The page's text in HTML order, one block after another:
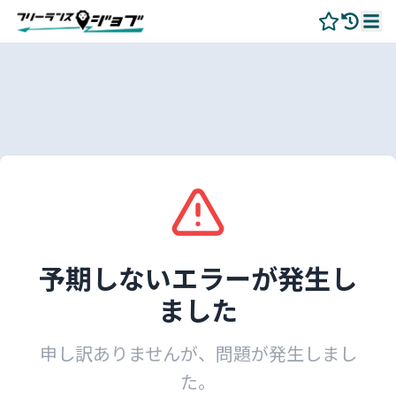
予期しないエラーが発生し
ました
申し訳ありませんが、問題が発生しまし
た。